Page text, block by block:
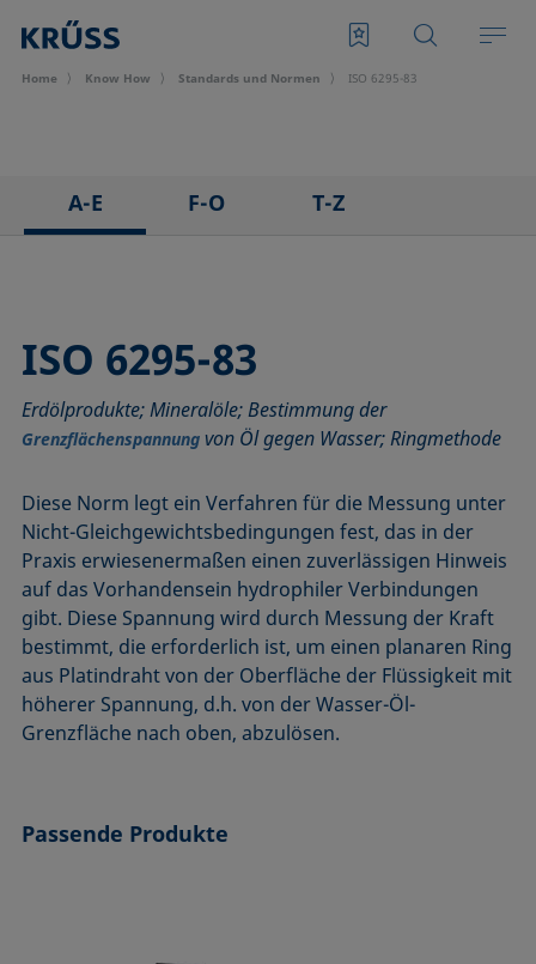
Home Know How Standards und Normen ISO 6295-83
A-E
ASTM D1331-14
ASTM D1417-16
ASTM D1590-60
ASTM D5946-17
ASTM D7334-08
ASTM D7490-13
ASTM D8597-24
DIN EN14210-03
DIN EN14370-04
DIN 53914-97
F-O
ISO 304-85
ISO 1409-06
ISO 4311-79
ISO 6889-86
ISO 15989
ISO 16672:2020
ISO 19403-1:2022 bis ISO 19403-7:2024
Method 306B
OECD 115-95
T-Z
ISO 6295-83
Erdölprodukte; Mineralöle; Bestimmung der
Grenzflächenspannung von Öl gegen Wasser; Ringmethode
Diese Norm legt ein Verfahren für die Messung unter
Nicht-Gleichgewichtsbedingungen fest, das in der
Praxis erwiesenermaßen einen zuverlässigen Hinweis
auf das Vorhandensein hydrophiler Verbindungen
gibt. Diese Spannung wird durch Messung der Kraft
bestimmt, die erforderlich ist, um einen planaren Ring
aus Platindraht von der Oberfläche der Flüssigkeit mit
höherer Spannung, d.h. von der Wasser-Öl-
Grenzfläche nach oben, abzulösen.
Passende Produkte